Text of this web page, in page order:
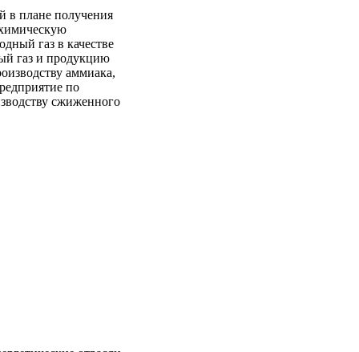
в плане получения
газ в качестве
газ и продукцию
аммиака,
по
сжиженного